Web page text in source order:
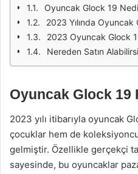
Oyuncak Glock 19
2023 Yılında Oyuncak
2023 Oyuncak Glock
Nereden Satın
Oyuncak Glock 19
2023 yılı itibarıyla oyuncak
çocuklar hem de
gelmiştir. Özellikle gerçekçi
sayesinde, bu oyuncaklar